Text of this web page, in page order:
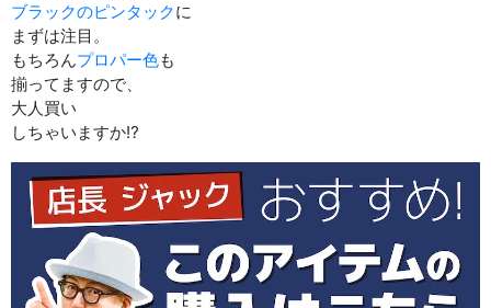
ブラックのピンタックに
まずは注目。
もちろんプロパー色も
揃ってますので、
大人買い
しちゃいますか⁉︎